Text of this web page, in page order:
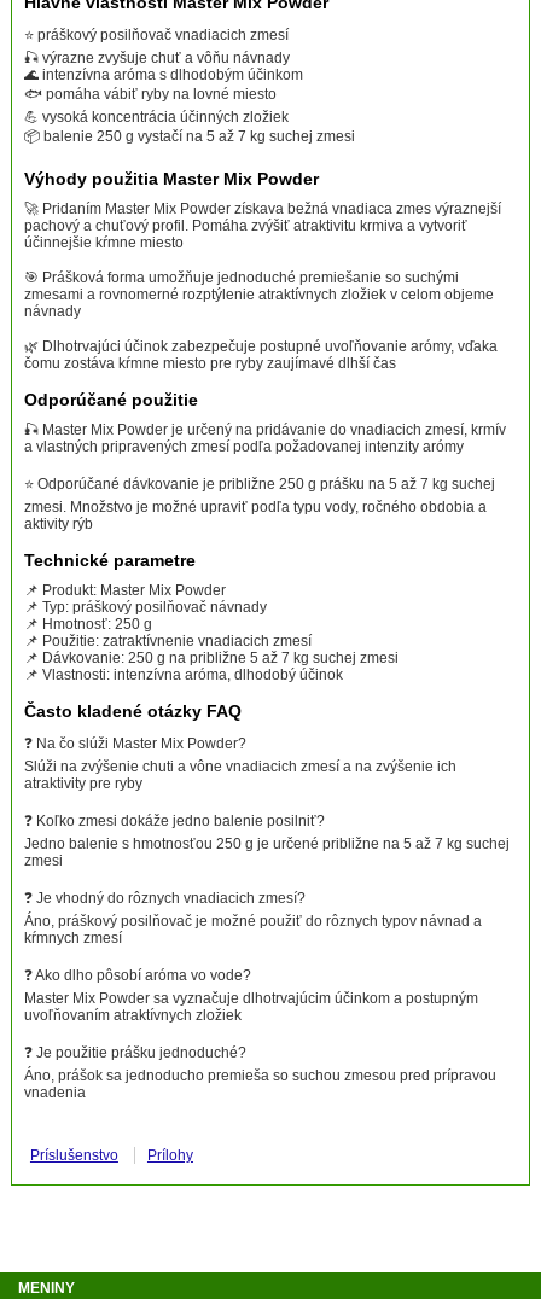
⭐ práškový posilňovač vnadiacich zmesí
🎣 výrazne zvyšuje chuť a vôňu návnady
🌊 intenzívna aróma s dlhodobým účinkom
🐟 pomáha vábiť ryby na lovné miesto
💪 vysoká koncentrácia účinných zložiek
📦 balenie 250 g vystačí na 5 až 7 kg suchej zmesi
Výhody použitia Master Mix Powder
🚀 Pridaním Master Mix Powder získava bežná vnadiaca zmes výraznejší
pachový a chuťový profil. Pomáha zvýšiť atraktivitu krmiva a vytvoriť
účinnejšie kŕmne miesto
🎯 Prášková forma umožňuje jednoduché premiešanie so suchými
zmesami a rovnomerné rozptýlenie atraktívnych zložiek v celom objeme
návnady
🌿 Dlhotrvajúci účinok zabezpečuje postupné uvoľňovanie arómy, vďaka
čomu zostáva kŕmne miesto pre ryby zaujímavé dlhší čas
Odporúčané použitie
🎣 Master Mix Powder je určený na pridávanie do vnadiacich zmesí, krmív
a vlastných pripravených zmesí podľa požadovanej intenzity arómy
⭐ Odporúčané dávkovanie je približne 250 g prášku na 5 až 7 kg suchej
zmesi. Množstvo je možné upraviť podľa typu vody, ročného obdobia a
aktivity rýb
Technické parametre
📌 Produkt: Master Mix Powder
📌 Typ: práškový posilňovač návnady
📌 Hmotnosť: 250 g
📌 Použitie: zatraktívnenie vnadiacich zmesí
📌 Dávkovanie: 250 g na približne 5 až 7 kg suchej zmesi
📌 Vlastnosti: intenzívna aróma, dlhodobý účinok
Často kladené otázky FAQ
❓ Na čo slúži Master Mix Powder?
Slúži na zvýšenie chuti a vône vnadiacich zmesí a na zvýšenie ich
atraktivity pre ryby
❓ Koľko zmesi dokáže jedno balenie posilniť?
Jedno balenie s hmotnosťou 250 g je určené približne na 5 až 7 kg suchej
zmesi
❓ Je vhodný do rôznych vnadiacich zmesí?
Áno, práškový posilňovač je možné použiť do rôznych typov návnad a
kŕmnych zmesí
❓ Ako dlho pôsobí aróma vo vode?
Master Mix Powder sa vyznačuje dlhotrvajúcim účinkom a postupným
uvoľňovaním atraktívnych zložiek
❓ Je použitie prášku jednoduché?
Áno, prášok sa jednoducho premieša so suchou zmesou pred prípravou
vnadenia
Príslušenstvo Prílohy
MENINY